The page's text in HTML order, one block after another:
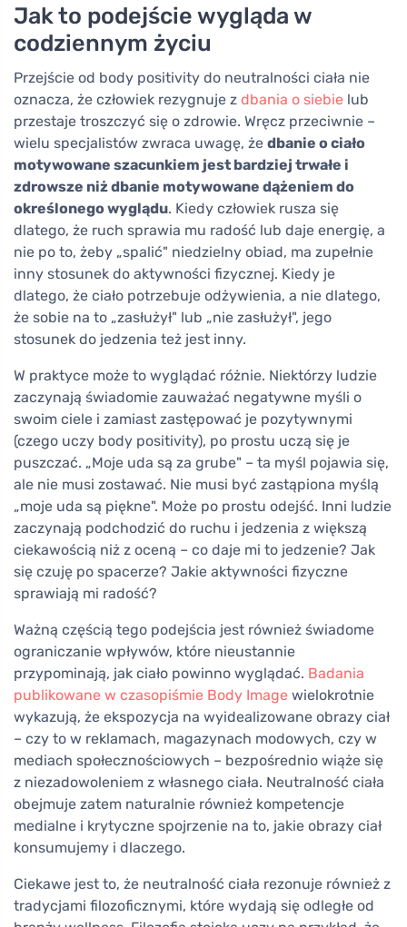
Jak to podejście wygląda w
codziennym życiu
Przejście od body positivity do neutralności ciała nie
oznacza, że człowiek rezygnuje z dbania o siebie lub
przestaje troszczyć się o zdrowie. Wręcz przeciwnie –
wielu specjalistów zwraca uwagę, że dbanie o ciało
motywowane szacunkiem jest bardziej trwałe i
zdrowsze niż dbanie motywowane dążeniem do
określonego wyglądu. Kiedy człowiek rusza się
dlatego, że ruch sprawia mu radość lub daje energię, a
nie po to, żeby „spalić" niedzielny obiad, ma zupełnie
inny stosunek do aktywności fizycznej. Kiedy je
dlatego, że ciało potrzebuje odżywienia, a nie dlatego,
że sobie na to „zasłużył" lub „nie zasłużył", jego
stosunek do jedzenia też jest inny.
W praktyce może to wyglądać różnie. Niektórzy ludzie
zaczynają świadomie zauważać negatywne myśli o
swoim ciele i zamiast zastępować je pozytywnymi
(czego uczy body positivity), po prostu uczą się je
puszczać. „Moje uda są za grube" – ta myśl pojawia się,
ale nie musi zostawać. Nie musi być zastąpiona myślą
„moje uda są piękne". Może po prostu odejść. Inni ludzie
zaczynają podchodzić do ruchu i jedzenia z większą
ciekawością niż z oceną – co daje mi to jedzenie? Jak
się czuję po spacerze? Jakie aktywności fizyczne
sprawiają mi radość?
Ważną częścią tego podejścia jest również świadome
ograniczanie wpływów, które nieustannie
przypominają, jak ciało powinno wyglądać. Badania
publikowane w czasopiśmie Body Image wielokrotnie
wykazują, że ekspozycja na wyidealizowane obrazy ciał
– czy to w reklamach, magazynach modowych, czy w
mediach społecznościowych – bezpośrednio wiąże się
z niezadowoleniem z własnego ciała. Neutralność ciała
obejmuje zatem naturalnie również kompetencje
medialne i krytyczne spojrzenie na to, jakie obrazy ciał
konsumujemy i dlaczego.
Ciekawe jest to, że neutralność ciała rezonuje również z
tradycjami filozoficznymi, które wydają się odległe od